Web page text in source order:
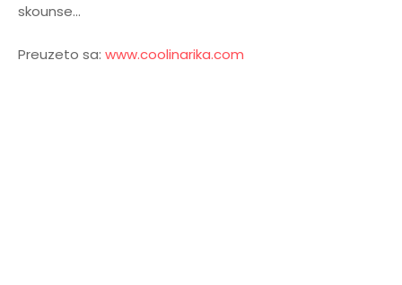
skounse...
Preuzeto sa: www.coolinarika.com